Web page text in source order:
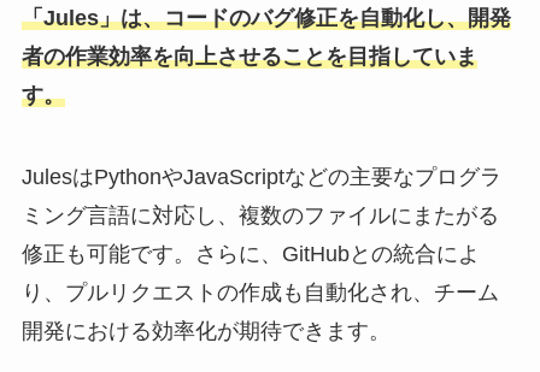
「Jules」は、コードのバグ修正を自動化し、開発
者の作業効率を向上させることを目指していま
す。
JulesはPythonやJavaScriptなどの主要なプログラ
ミング言語に対応し、複数のファイルにまたがる
修正も可能です。さらに、GitHubとの統合によ
り、プルリクエストの作成も自動化され、チーム
開発における効率化が期待できます。